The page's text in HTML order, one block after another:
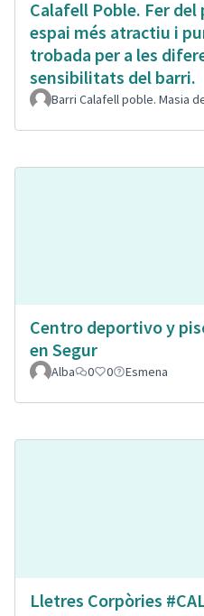
Calafell Poble. Fer del
espai més atractiu i
trobada per a les
sensibilitats del barri.
Barri Calafell poble. Masia
Centro deportivo y
en Segur
Alba
0 0 Esmena
Lletres Corpòries